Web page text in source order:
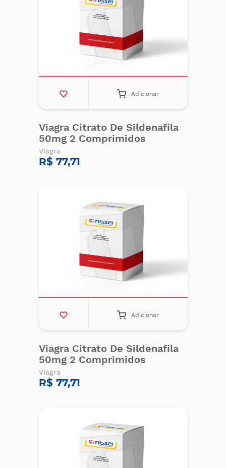
Adicionar
Viagra Citrato De Sildenafila
50mg 2 Comprimidos
Viagra
R$ 77,71
Adicionar
Viagra Citrato De Sildenafila
50mg 2 Comprimidos
Viagra
R$ 77,71